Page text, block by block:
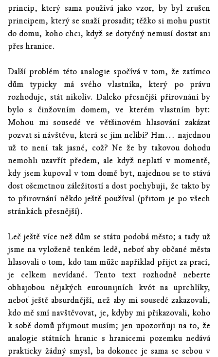
princip, který sama používá jako vzor, by byl zrušen
principem, který se snaží prosadit; těžko si mohu pustit
do domu, koho chci, když se dotyčný nemusí dostat ani
přes hranice.
Další problém této analogie spočívá v tom, že zatímco
dům typicky má svého vlastníka, který po právu
rozhoduje, stát nikoliv. Daleko přesnější přirovnání by
bylo s činžovním domem, ve kterém vlastním byt:
Mohou mi sousedé ve většinovém hlasování zakázat
pozvat si návštěvu, která se jim nelíbí? Hm… najednou
už to není tak jasné, což? Ne že by takovou dohodu
nemohli uzavřít předem, ale když neplatí v momentě,
kdy jsem kupoval v tom domě byt, najednou se to stává
dost ošemetnou záležitostí a dost pochybuji, že takto by
to přirovnání někdo ještě používal (přitom je po všech
stránkách přesnější).
Leč ještě více než dům se státu podobá město; a tady už
jsme na vyloženě tenkém ledě, neboť aby občané města
hlasovali o tom, kdo tam může například přijet za prací,
je celkem nevídané. Tento text rozhodně neberte
obhajobou nějakých eurounijních kvót na uprchlíky,
neboť ještě absurdnější, než aby mi sousedé zakazovali,
kdo mě smí navštěvovat, je, kdyby mi přikazovali, koho
k sobě domů přijmout musím; jen upozorňuji na to, že
analogie státních hranic s hranicemi pozemku nedává
prakticky žádný smysl, ba dokonce je sama se sebou v